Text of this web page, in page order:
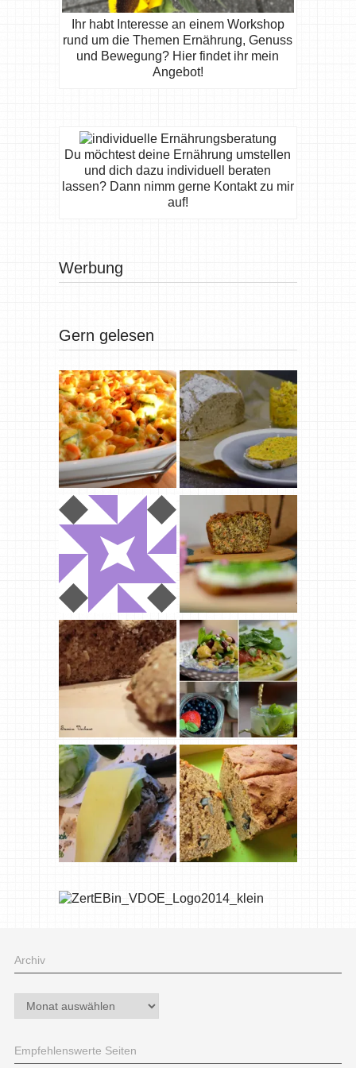
Ihr habt Interesse an einem Workshop
rund um die Themen Ernährung, Genuss
und Bewegung? Hier findet ihr mein
Angebot!
Du möchtest deine Ernährung umstellen
und dich dazu individuell beraten
lassen? Dann nimm gerne Kontakt zu mir
auf!
Werbung
Gern gelesen
Archiv
Archiv
Empfehlenswerte Seiten